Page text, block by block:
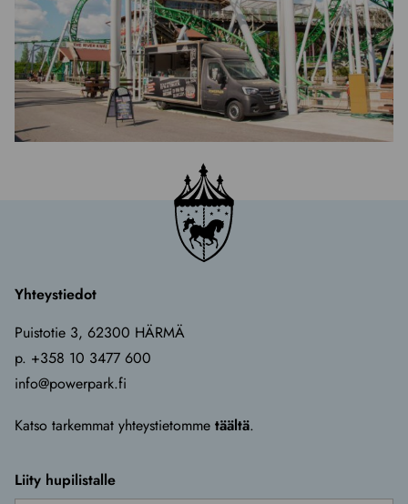
Yhteystiedot
Puistotie 3, 62300 HÄRMÄ
p. +358 10 3477 600
info@powerpark.fi
Katso tarkemmat yhteystietomme täältä.
Liity hupilistalle